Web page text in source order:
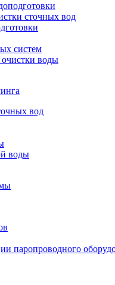
сточных вод
систем
очистки воды
вод
воды
паропроводного